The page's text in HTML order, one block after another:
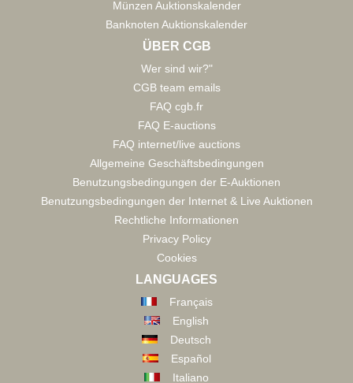
Münzen Auktionskalender
Banknoten Auktionskalender
ÜBER CGB
Wer sind wir?"
CGB team emails
FAQ cgb.fr
FAQ E-auctions
FAQ internet/live auctions
Allgemeine Geschäftsbedingungen
Benutzungsbedingungen der E-Auktionen
Benutzungsbedingungen der Internet & Live Auktionen
Rechtliche Informationen
Privacy Policy
Cookies
LANGUAGES
Français
English
Deutsch
Español
Italiano